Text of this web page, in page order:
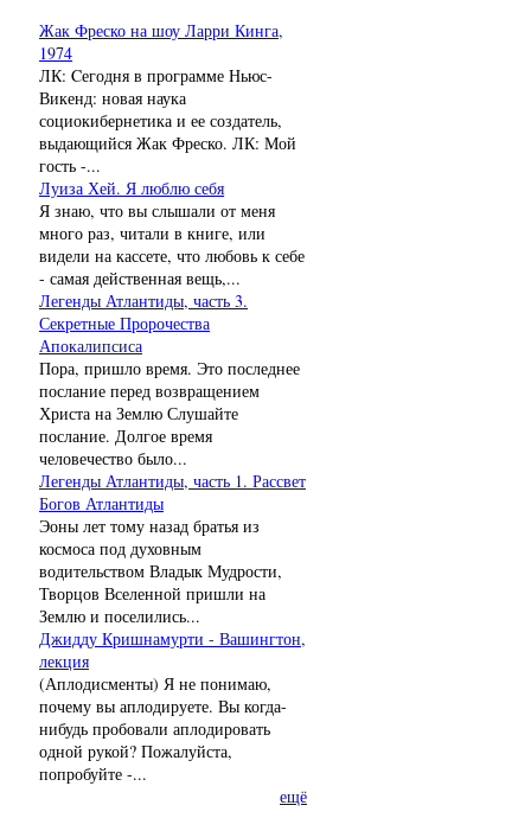
Жак Фреско на шоу Ларри Кинга,
1974
ЛК: Cегодня в программе Ньюс-
Викенд: новая наука
социокибернетика и ее создатель,
выдающийся Жак Фреско. ЛК: Мой
гость -...
Луиза Хей. Я люблю себя
Я знаю, что вы слышали от меня
много раз, читали в книге, или
видели на кассете, что любовь к себе
- самая действенная вещь,...
Легенды Атлантиды, часть 3.
Секретные Пророчества
Апокалипсиса
Пора, пришло время. Это последнее
послание перед возвращением
Христа на Землю Слушайте
послание. Долгое время
человечество было...
Легенды Атлантиды, часть 1. Рассвет
Богов Атлантиды
Эоны лет тому назад братья из
космоса под духовным
водительством Владык Мудрости,
Творцов Вселенной пришли на
Землю и поселились...
Джидду Кришнамурти - Вашингтон,
лекция
(Аплодисменты) Я не понимаю,
почему вы аплодируете. Вы когда-
нибудь пробовали аплодировать
одной рукой? Пожалуйста,
попробуйте -...
ещё